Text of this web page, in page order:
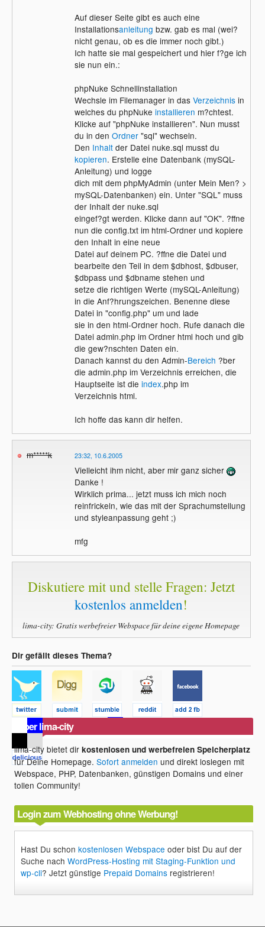
Auf dieser Seite gibt es auch eine
Installationsanleitung bzw. gab es mal (wei?
nicht genau, ob es die immer noch gibt.)
Ich hatte sie mal gespeichert und hier f?ge ich
sie nun ein.:
phpNuke Schnellinstallation
Wechsle im Filemanager in das Verzeichnisin
welches du phpNuke installieren m?chtest.
Klicke auf "phpNuke installieren". Nun musst
du in den Ordner"sql" wechseln.
Den Inhaltder Datei nuke.sql musst du
kopieren. Erstelle eine Datenbank (mySQL-
Anleitung) und logge
dich mit dem phpMyAdmin (unter Mein Men? >
mySQL-Datenbanken) ein. Unter "SQL" muss
der Inhalt der nuke.sql
eingef?gt werden. Klicke dann auf "OK". ?ffne
nun die config.txt im html-Ordner und kopiere
den Inhalt in eine neue
Datei auf deinem PC. ?ffne die Datei und
bearbeite den Teil in dem $dbhost, $dbuser,
$dbpass und $dbname stehen und
setze die richtigen Werte (mySQL-Anleitung)
in die Anf?hrungszeichen. Benenne diese
Datei in "config.php" um und lade
sie in den html-Ordner hoch. Rufe danach die
Datei admin.php im Ordner html hoch und gib
die gew?nschten Daten ein.
Danach kannst du den Admin-Bereich ?ber
die admin.php im Verzeichnis erreichen, die
Hauptseite ist die index.php im
Verzeichnis html.
Ich hoffe das kann dir helfen.
m*****k 23:32, 10.6.2005
Vielleicht ihm nicht, aber mir ganz sicher
Danke !
Wirklich prima... jetzt muss ich mich noch
reinfrickeln, wie das mit der Sprachumstellung
und styleanpassung geht ;)
mfg
Diskutiere mit und stelle Fragen: Jetzt
kostenlos anmelden!
lima-city: Gratis werbefreier Webspace für deine eigene Homepage
Dir gefällt dieses Thema?
Über lima-city
lima-city bietet dirkostenlosen und werbefreien Speicherplatz
für Deine Homepage.Sofort anmelden und direkt loslegen mit
Webspace, PHP, Datenbanken, günstigen Domains und einer
tollen Community!
Login zum Webhosting ohne Werbung!
Hast Du schonkostenlosen Webspace oder bist Du auf der
Suche nachWordPress-Hosting mit Staging-Funktion und
wp-cli? Jetzt günstige Prepaid Domains registrieren!